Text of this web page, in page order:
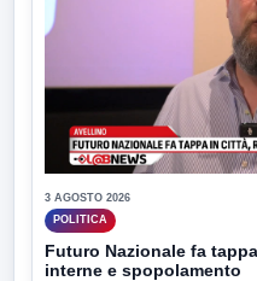
3 AGOSTO 2026
POLITICA
Futuro Nazionale fa
interne e spopolamento